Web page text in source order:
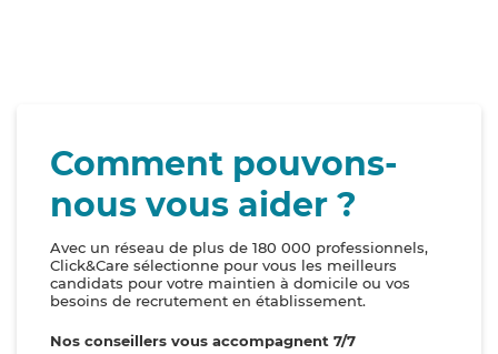
Comment pouvons-
nous vous aider ?
Avec un réseau de plus de 180 000 professionnels,
Click&Care sélectionne pour vous les meilleurs
candidats pour votre maintien à domicile ou vos
besoins de recrutement en établissement.
Nos conseillers vous accompagnent 7/7